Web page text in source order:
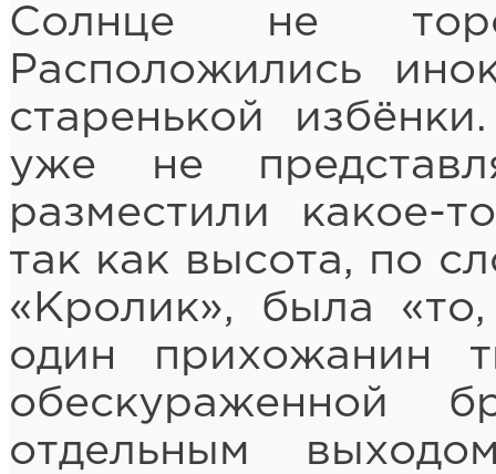
Солнце не
Расположились
старенькой
уже не
разместили какое-
так как высота, по
«Кролик», была
один прихожанин
обескураженной
отдельным